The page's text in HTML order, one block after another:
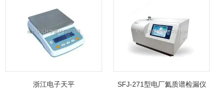
浙江电子天平 SFJ-271型电厂氦质谱检漏仪